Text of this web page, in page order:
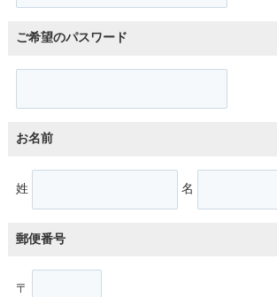
ご希望のパスワード
お名前
姓 名
郵便番号
〒